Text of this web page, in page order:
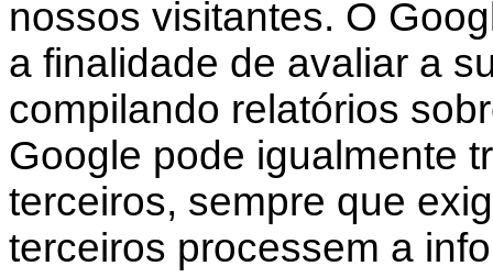
nossos visitantes. O
a finalidade de avaliar a
compilando relatórios
Google pode igualmente
terceiros, sempre que
terceiros processem a